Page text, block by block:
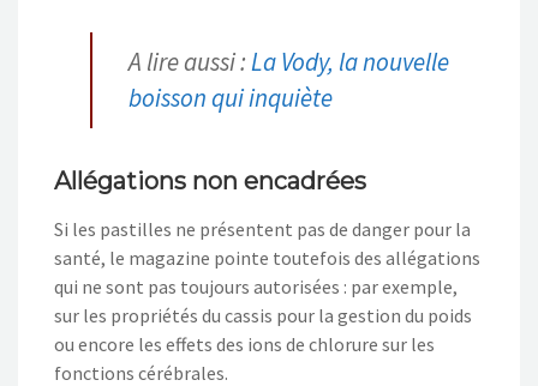
A lire aussi :La Vody, la nouvelle
boisson qui inquiète
Allégations non encadrées
Si les pastilles ne présentent pas de danger pour la
santé, le magazine pointe toutefois des allégations
qui ne sont pas toujours autorisées : par exemple,
sur les propriétés du cassis pour la gestion du poids
ou encore les effets des ions de chlorure sur les
fonctions cérébrales.